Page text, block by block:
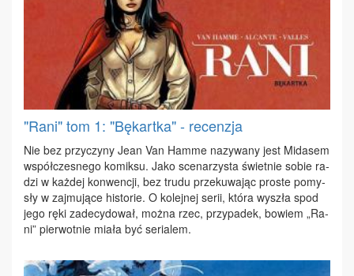
"Rani" tom 1: "Bękartka" - recenzja
Nie bez przy­czy­ny Je­an Van Ham­me na­zy­wa­ny jest Mi­da­sem
współ­cze­sne­go ko­mik­su. Ja­ko sce­na­rzy­sta świet­nie so­bie ra­
dzi w każ­dej kon­wen­cji, bez tru­du prze­ku­wa­jąc pro­ste po­my­
sły w zaj­mu­ją­ce hi­sto­rie. O ko­lej­nej se­rii, któ­ra wy­szła spod
je­go rę­ki za­de­cy­do­wał, moż­na rzec, przy­pa­dek, bo­wiem „Ra­
ni” pier­wot­nie mia­ła być se­ria­lem.